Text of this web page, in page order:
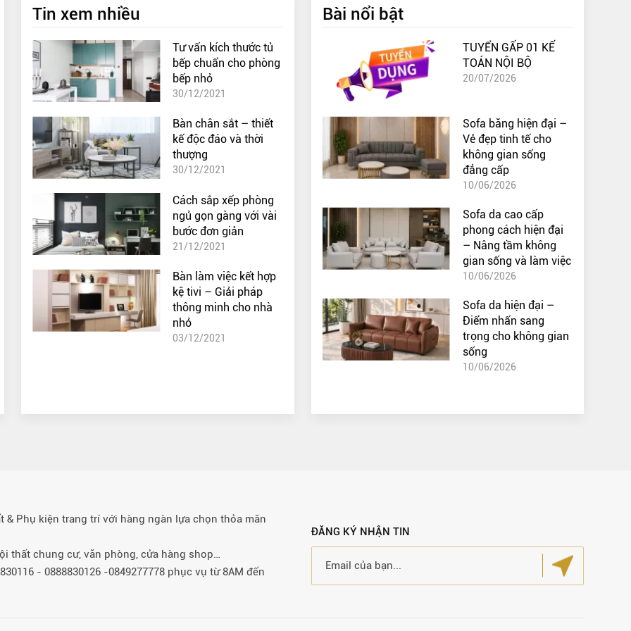
Tin xem nhiều
Tư vấn kích thước tủ
bếp chuẩn cho phòng
bếp nhỏ
30/12/2021
Bàn chân sắt – thiết
kế độc đáo và thời
thượng
30/12/2021
Cách sắp xếp phòng
ngủ gọn gàng với vài
bước đơn giản
21/12/2021
Bàn làm việc kết hợp
kệ tivi – Giải pháp
thông minh cho nhà
nhỏ
03/12/2021
Bài nổi bật
TUYỂN GẤP 01 KẾ
TOÁN NỘI BỘ
20/07/2026
Sofa băng hiện đại –
Vẻ đẹp tinh tế cho
không gian sống
đẳng cấp
10/06/2026
Sofa da cao cấp
phong cách hiện đại
– Nâng tầm không
gian sống và làm việc
10/06/2026
Sofa da hiện đại –
Điểm nhấn sang
trọng cho không gian
sống
10/06/2026
& Phụ kiện trang trí với hàng ngàn lựa chọn thỏa mãn
thất chung cư, văn phòng, cửa hàng shop…
- 0888830126 -0849277778 phục vụ từ 8AM đến
ĐĂNG KÝ NHẬN TIN